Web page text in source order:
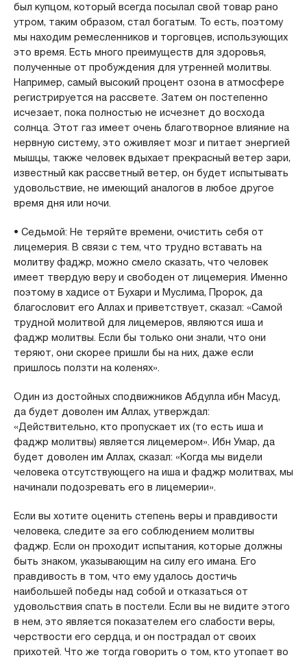
был купцом, который всегда посылал свой товар рано
утром, таким образом, стал богатым. То есть, поэтому
мы находим ремесленников и торговцев, использующих
это время. Есть много преимуществ для здоровья,
полученные от пробуждения для утренней молитвы.
Например, самый высокий процент озона в атмосфере
регистрируется на рассвете. Затем он постепенно
исчезает, пока полностью не исчезнет до восхода
солнца. Этот газ имеет очень благотворное влияние на
нервную систему, это оживляет мозг и питает энергией
мышцы, также человек вдыхает прекрасный ветер зари,
известный как рассветный ветер, он будет испытывать
удовольствие, не имеющий аналогов в любое другое
время дня или ночи.
• Седьмой: Не теряйте времени, очистить себя от
лицемерия. В связи с тем, что трудно вставать на
молитву фаджр, можно смело сказать, что человек
имеет твердую веру и свободен от лицемерия. Именно
поэтому в хадисе от Бухари и Муслима, Пророк, да
благословит его Аллах и приветствует, сказал: «Самой
трудной молитвой для лицемеров, являются иша и
фаджр молитвы. Если бы только они знали, что они
теряют, они скорее пришли бы на них, даже если
пришлось ползти на коленях».
Один из достойных сподвижников Абдулла ибн Масуд,
да будет доволен им Аллах, утверждал:
«Действительно, кто пропускает их (то есть иша и
фаджр молитвы) является лицемером». Ибн Умар, да
будет доволен им Аллах, сказал: «Когда мы видели
человека отсутствующего на иша и фаджр молитвах, мы
начинали подозревать его в лицемерии».
Если вы хотите оценить степень веры и правдивости
человека, следите за его соблюдением молитвы
фаджр. Если он проходит испытания, которые должны
быть знаком, указывающим на силу его имана. Его
правдивость в том, что ему удалось достичь
наибольшей победы над собой и отказаться от
удовольствия спать в постели. Если вы не видите этого
в нем, это является показателем его слабости веры,
черствости его сердца, и он пострадал от своих
прихотей. Что же тогда говорить о том, кто утопает во